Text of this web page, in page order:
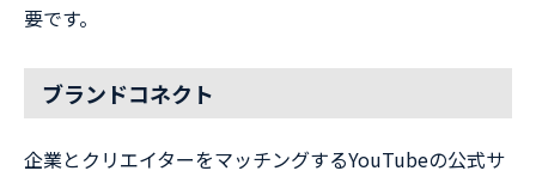
要です。
ブランドコネクト
企業とクリエイターをマッチングするYouTubeの公式サ